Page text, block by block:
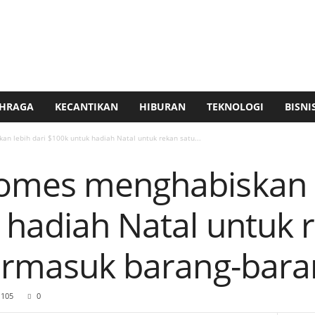
KECANTIKAN HIBURAN TEKNOLOGI
lebih dari $100k untuk hadiah Natal untuk rekan satu...
Natal untuk
barang-
105 0